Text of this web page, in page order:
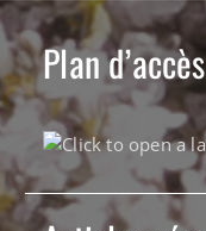
Plan d’accès